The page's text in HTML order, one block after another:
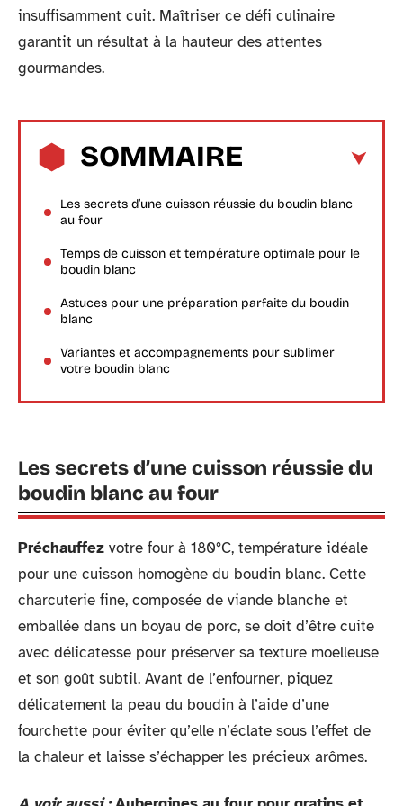
insuffisamment cuit. Maîtriser ce défi culinaire
garantit un résultat à la hauteur des attentes
gourmandes.
SOMMAIRE
Les secrets d’une cuisson réussie du boudin blanc
au four
Temps de cuisson et température optimale pour le
boudin blanc
Astuces pour une préparation parfaite du boudin
blanc
Variantes et accompagnements pour sublimer
votre boudin blanc
Les secrets d’une cuisson réussie du
boudin blanc au four
Préchauffez votre four à 180°C, température idéale
pour une cuisson homogène du boudin blanc. Cette
charcuterie fine, composée de viande blanche et
emballée dans un boyau de porc, se doit d’être cuite
avec délicatesse pour préserver sa texture moelleuse
et son goût subtil. Avant de l’enfourner, piquez
délicatement la peau du boudin à l’aide d’une
fourchette pour éviter qu’elle n’éclate sous l’effet de
la chaleur et laisse s’échapper les précieux arômes.